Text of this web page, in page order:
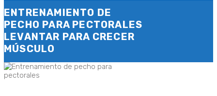
ENTRENAMIENTO DE
PECHO PARA PECTORALES
LEVANTAR PARA CRECER
MÚSCULO